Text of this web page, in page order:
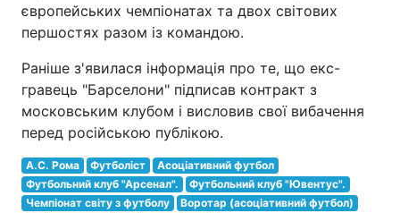
європейських чемпіонатах та двох світових
першостях разом із командою.
Раніше з'явилася інформація про те, що екс-
гравець "Барселони" підписав контракт з
московським клубом і висловив свої вибачення
перед російською публікою.
А.С. Рома Футболіст
Асоціативний футбол
Футбольний клуб "Арсенал".
Футбольний клуб "Ювентус".
Чемпіонат світу з футболу
Воротар (асоціативний футбол)